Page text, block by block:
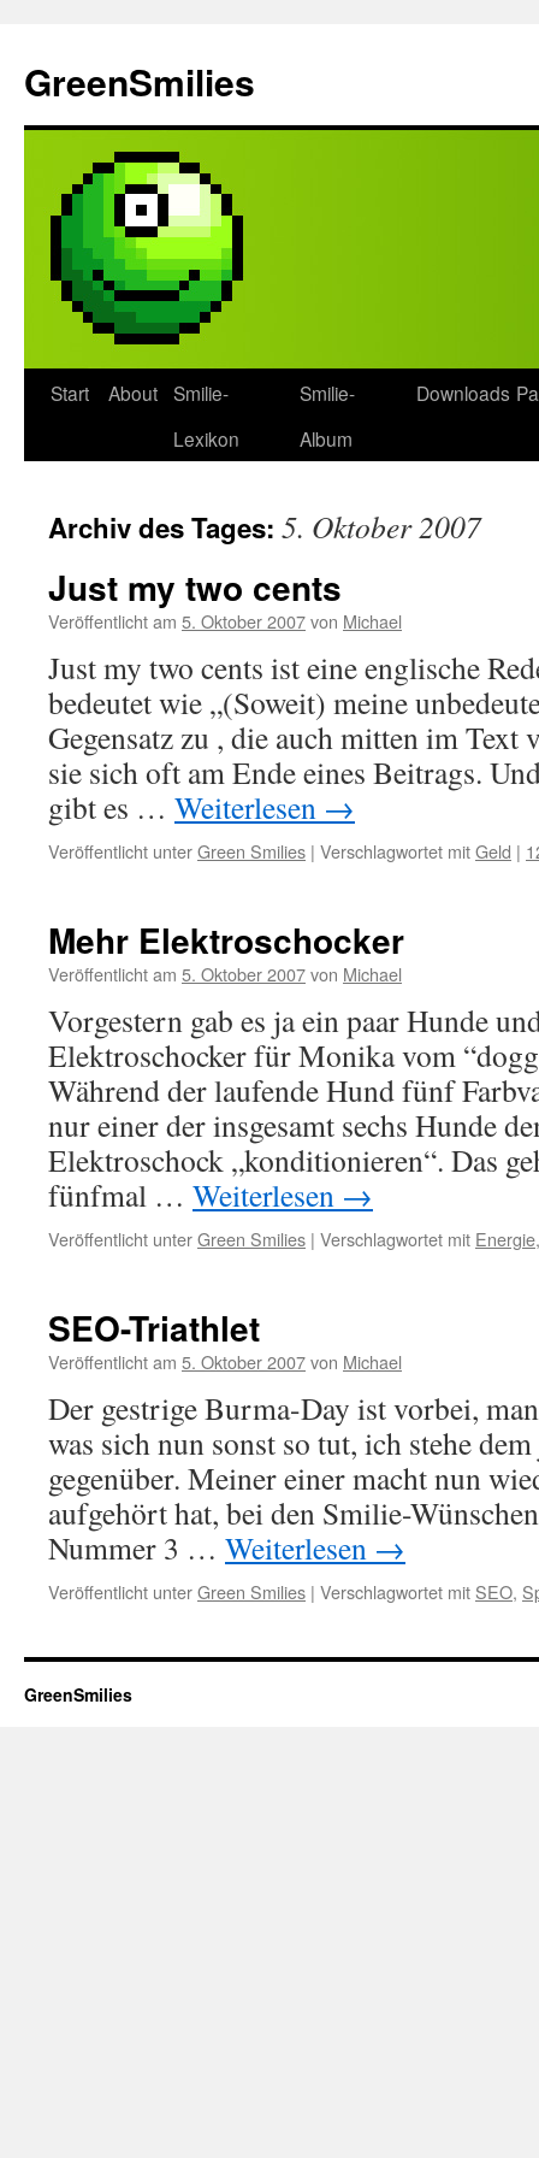
springen
GreenSmilies
Start About Smilie-
Lexikon
Smilie-
Album
Downloads
Archiv des Tages: 5. Oktober 2007
Just my two cents
Veröffentlicht am 5. Oktober 2007von Michael
Just my two cents ist eine englische
bedeutet wie „(Soweit) meine
Gegensatz zu , die auch mitten im Text
sie sich oft am Ende eines Beitrags.
gibt es … Weiterlesen →
Veröffentlicht unterGreen Smilies | Verschlagwortet mitGeld |
Mehr Elektroschocker
Veröffentlicht am 5. Oktober 2007von Michael
Vorgestern gab es ja ein paar Hunde
Elektroschocker für Monika vom
Während der laufende Hund fünf
nur einer der insgesamt sechs Hunde
Elektroschock „konditionieren“. Das
fünfmal … Weiterlesen →
Veröffentlicht unterGreen Smilies | Verschlagwortet mit Energie
SEO-Triathlet
Veröffentlicht am 5. Oktober 2007von Michael
Der gestrige Burma-Day ist vorbei,
was sich nun sonst so tut, ich stehe
gegenüber. Meiner einer macht nun
aufgehört hat, bei den Smilie-
Nummer 3 … Weiterlesen →
Veröffentlicht unterGreen Smilies | Verschlagwortet mit SEO,
GreenSmilies